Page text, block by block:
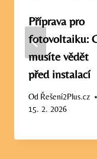
Příprava pro
fotovoltaiku:
musíte vědět
před instalací
Od Řešení2Plus.cz
15. 2. 2026